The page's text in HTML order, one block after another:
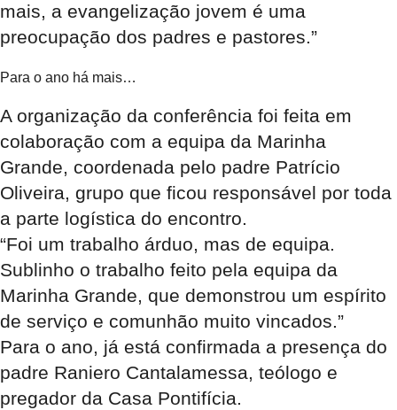
mais, a evangelização jovem é uma
preocupação dos padres e pastores.”
Para o ano há mais…
A organização da conferência foi feita em
colaboração com a equipa da Marinha
Grande, coordenada pelo padre Patrício
Oliveira, grupo que ficou responsável por toda
a parte logística do encontro.
“Foi um trabalho árduo, mas de equipa.
Sublinho o trabalho feito pela equipa da
Marinha Grande, que demonstrou um espírito
de serviço e comunhão muito vincados.”
Para o ano, já está confirmada a presença do
padre Raniero Cantalamessa, teólogo e
pregador da Casa Pontifícia.